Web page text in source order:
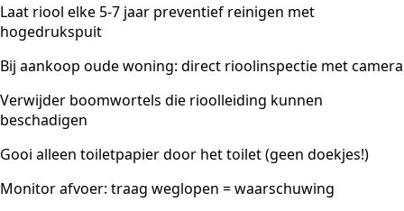
Laat riool elke 5-7 jaar preventief reinigen met
hogedrukspuit
Bij aankoop oude woning: direct rioolinspectie met camera
Verwijder boomwortels die rioolleiding kunnen
beschadigen
Gooi alleen toiletpapier door het toilet (geen doekjes!)
Monitor afvoer: traag weglopen = waarschuwing